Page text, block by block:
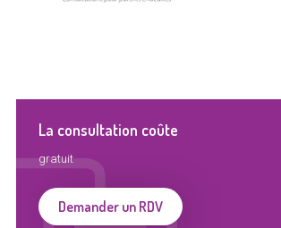
La consultation coûte
gratuit
Demander un RDV